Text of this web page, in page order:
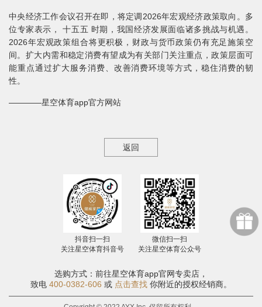
中央经济工作会议召开在即，将定调2026年宏观经济政策取向。多
位专家表示， 十五五 时期，我国经济发展面临诸多挑战与机遇。
2026年宏观政策组合将更积极，财政与货币政策仍有充足施策空
间。扩大内需和稳定消费有望成为有关部门关注重点，政策层面可
能重点通过扩大服务消费、改善消费环境等方式，稳住消费的韧
性。
————星空体育app官方网站
返回
抖音扫一扫
关注星空体育抖音号
微信扫一扫
关注星空体育公众号
选购方式：前往星空体育app官网专卖店，
致电 400-0382-606 或 点击查找 你附近的授权经销商。